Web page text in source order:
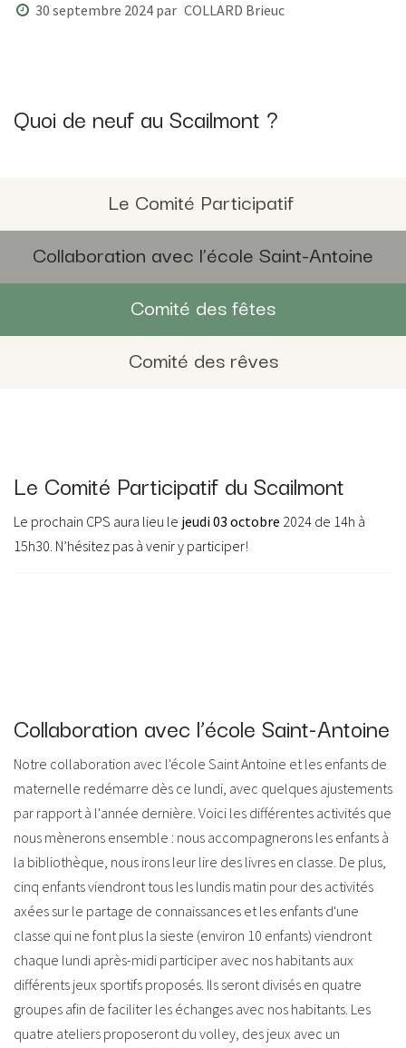
30 septembre 2024 par COLLARD Brieuc
Quoi de neuf au Scailmont ?
Le Comité Participatif
Collaboration avec l’école Saint-Antoine
Comité des fêtes
Comité des rêves
Le Comité Participatif du Scailmont
Le prochain CPS aura lieu le jeudi 03 octobre 2024 de 14h à
15h30. N’hésitez pas à venir y participer!
Collaboration avec l’école Saint-Antoine
Notre collaboration avec l'école Saint Antoine et les enfants de
maternelle redémarre dès ce lundi, avec quelques ajustements
par rapport à l'année dernière. Voici les différentes activités que
nous mènerons ensemble : nous accompagnerons les enfants à
la bibliothèque, nous irons leur lire des livres en classe. De plus,
cinq enfants viendront tous les lundis matin pour des activités
axées sur le partage de connaissances et les enfants d'une
classe qui ne font plus la sieste (environ 10 enfants) viendront
chaque lundi après-midi participer avec nos habitants aux
différents jeux sportifs proposés. Ils seront divisés en quatre
groupes afin de faciliter les échanges avec nos habitants. Les
quatre ateliers proposeront du volley, des jeux avec un